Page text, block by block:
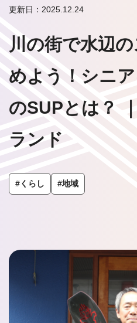
更新日：2025.12.24
川の街で水辺
めよう！シニ
のSUPとは？
ランド
#くらし #地域